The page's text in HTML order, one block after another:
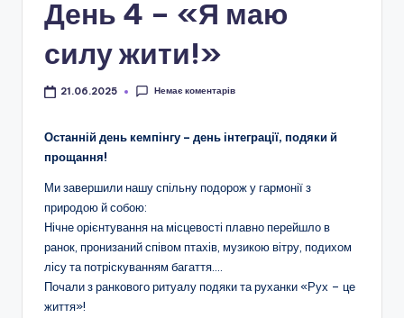
і
н
а
ь
н
о
-
п
а
День 4 – «Я маю
силу жити!»
21.06.2025 Немає коментарів
Останній день кемпінгу – день інтеграції, подяки й
прощання!
Ми завершили нашу спільну подорож у гармонії з
природою й собою:
Нічне орієнтування на місцевості плавно перейшло в
ранок, пронизаний співом птахів, музикою вітру, подихом
лісу та потріскуванням багаття….
Почали з ранкового ритуалу подяки та руханки «Рух – це
життя»!